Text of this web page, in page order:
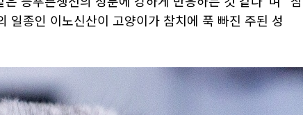
일종인 이노신산이 고양이가 참치에 푹 빠진 주된 성